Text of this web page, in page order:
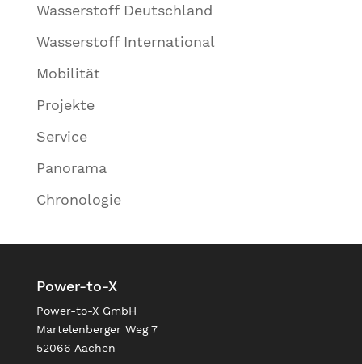
Wasserstoff Deutschland
Wasserstoff International
Mobilität
Projekte
Service
Panorama
Chronologie
Power-to-X
Power-to-X GmbH
Martelenberger Weg 7
52066 Aachen